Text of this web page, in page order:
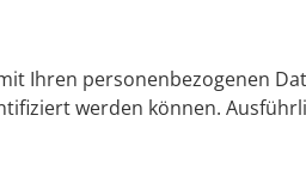
Ihren personenbezogenen
werden können.